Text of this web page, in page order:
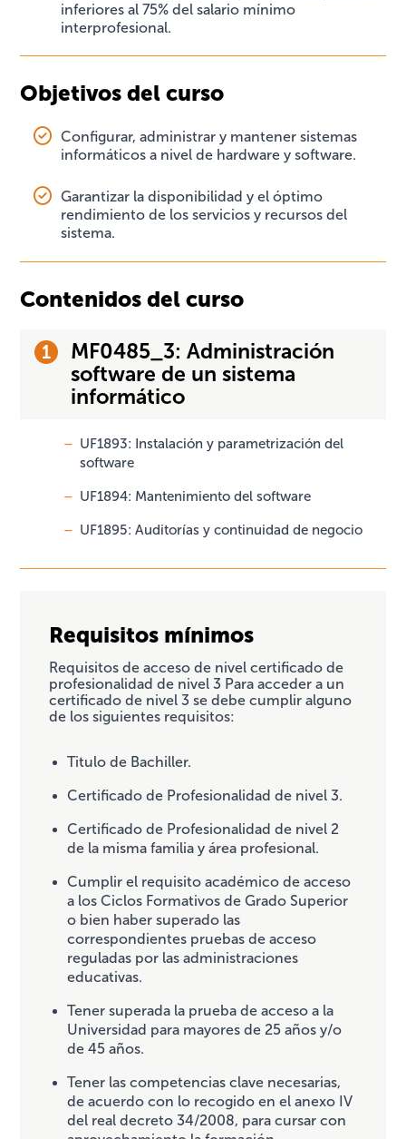
inferiores al 75% del salario mínimo
interprofesional.
Objetivos del curso
Configurar, administrar y mantener sistemas
informáticos a nivel de hardware y software.
Garantizar la disponibilidad y el óptimo
rendimiento de los servicios y recursos del
sistema.
Contenidos del curso
MF0485_3: Administración
software de un sistema
informático
UF1893: Instalación y parametrización del
software
UF1894: Mantenimiento del software
UF1895: Auditorías y continuidad de negocio
Requisitos mínimos
Requisitos de acceso de nivel certificado de
profesionalidad de nivel 3 Para acceder a un
certificado de nivel 3 se debe cumplir alguno
de los siguientes requisitos:
Titulo de Bachiller.
Certificado de Profesionalidad de nivel 3.
Certificado de Profesionalidad de nivel 2
de la misma familia y área profesional.
Cumplir el requisito académico de acceso
a los Ciclos Formativos de Grado Superior
o bien haber superado las
correspondientes pruebas de acceso
reguladas por las administraciones
educativas.
Tener superada la prueba de acceso a la
Universidad para mayores de 25 años y/o
de 45 años.
Tener las competencias clave necesarias,
de acuerdo con lo recogido en el anexo IV
del real decreto 34/2008, para cursar con